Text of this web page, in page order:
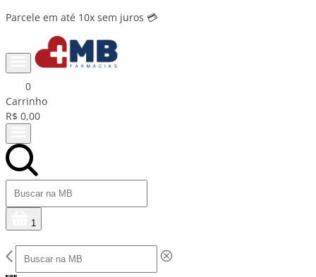
Parcele em até 10x sem juros 💳
0
Carrinho
R$ 0,00
1